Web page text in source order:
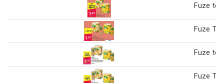
Fuze
Fuze
Fuze tea
Fuze